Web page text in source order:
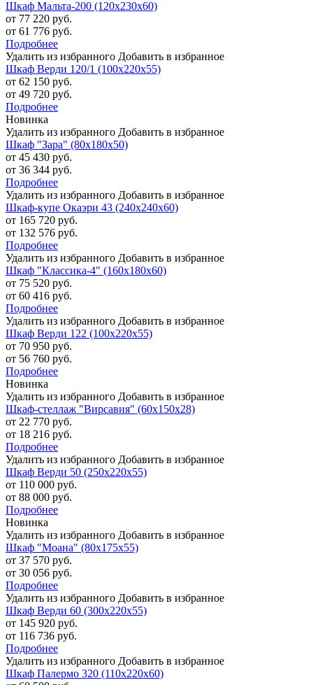
Шкаф Мальта-200 (120х230х60)
от 77 220 руб.
от 61 776 руб.
Подробнее
Удалить из избранного Добавить в избранное
Шкаф Верди 120/1 (100х220х55)
от 62 150 руб.
от 49 720 руб.
Подробнее
Новинка
Удалить из избранного Добавить в избранное
Шкаф "Зара" (80х180х50)
от 45 430 руб.
от 36 344 руб.
Подробнее
Удалить из избранного Добавить в избранное
Шкаф-купе Окаэри 43 (240х240х60)
от 165 720 руб.
от 132 576 руб.
Подробнее
Удалить из избранного Добавить в избранное
Шкаф "Классика-4" (160х180х60)
от 75 520 руб.
от 60 416 руб.
Подробнее
Удалить из избранного Добавить в избранное
Шкаф Верди 122 (100х220х55)
от 70 950 руб.
от 56 760 руб.
Подробнее
Новинка
Удалить из избранного Добавить в избранное
Шкаф-стеллаж "Вирсавия" (60х150х28)
от 22 770 руб.
от 18 216 руб.
Подробнее
Удалить из избранного Добавить в избранное
Шкаф Верди 50 (250х220х55)
от 110 000 руб.
от 88 000 руб.
Подробнее
Новинка
Удалить из избранного Добавить в избранное
Шкаф "Моана" (80х175х55)
от 37 570 руб.
от 30 056 руб.
Подробнее
Удалить из избранного Добавить в избранное
Шкаф Верди 60 (300х220х55)
от 145 920 руб.
от 116 736 руб.
Подробнее
Удалить из избранного Добавить в избранное
Шкаф Палермо 320 (110х220х60)